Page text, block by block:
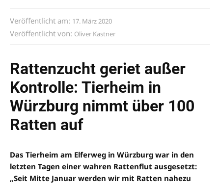
Veröffentlicht am: 17. März 2020
Veröffentlicht von: Oliver Kastner
Rattenzucht geriet außer
Kontrolle: Tierheim in
Würzburg nimmt über 100
Ratten auf
Das Tierheim am Elferweg in Würzburg war in den
letzten Tagen einer wahren Rattenflut ausgesetzt:
„Seit Mitte Januar werden wir mit Ratten nahezu